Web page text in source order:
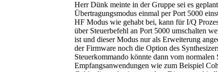
Herr Dünk meinte in der Gruppe sei es
Übertragungsmodus einmal per Port 5000
HF Modus wie gehabt bei, kann für I/Q
über Steuerbefehl an Port 5000 umschalten
ist und dieser Modus nur als Erweiterung
der Firmware noch die Option des
Steuerkommando könnte dann vom
Empfangsanwendungen wie zum Beispiel